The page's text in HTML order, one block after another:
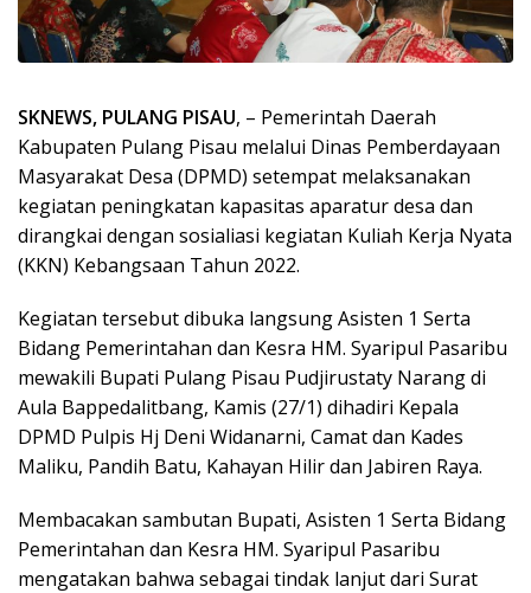
SKNEWS, PULANG PISAU, – Pemerintah Daerah
Kabupaten Pulang Pisau melalui Dinas Pemberdayaan
Masyarakat Desa (DPMD) setempat melaksanakan
kegiatan peningkatan kapasitas aparatur desa dan
dirangkai dengan sosialiasi kegiatan Kuliah Kerja Nyata
(KKN) Kebangsaan Tahun 2022.
Kegiatan tersebut dibuka langsung Asisten 1 Serta
Bidang Pemerintahan dan Kesra HM. Syaripul Pasaribu
mewakili Bupati Pulang Pisau Pudjirustaty Narang di
Aula Bappedalitbang, Kamis (27/1) dihadiri Kepala
DPMD Pulpis Hj Deni Widanarni, Camat dan Kades
Maliku, Pandih Batu, Kahayan Hilir dan Jabiren Raya.
Membacakan sambutan Bupati, Asisten 1 Serta Bidang
Pemerintahan dan Kesra HM. Syaripul Pasaribu
mengatakan bahwa sebagai tindak lanjut dari Surat